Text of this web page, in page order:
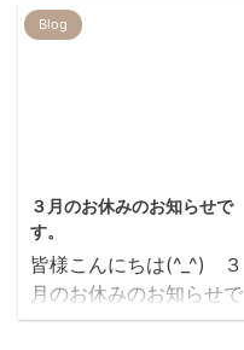
で ...
てお知らせ致します。
~臨時休業のお知らせ~
せていただきます。 お客
様にはご不便とご迷惑を
お掛けいたしますが、ご
了承の程、よろしくお願
Blog
３月のお休みのお知らせで
す。
皆様こんにちは(^_^) ３
月のお休みのお知らせで
す。 ピン